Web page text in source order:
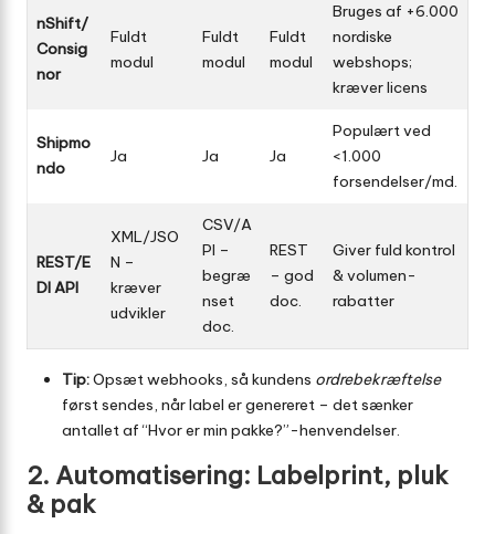
nShift/
Consig
nor
Fuldt
modul
Fuldt
modul
Fuldt
modul
Bruges af +6.000
nordiske
webshops;
kræver licens
Shipmo
ndo
Ja Ja Ja
Populært ved
<1.000
forsendelser/md.
REST/E
DI API
XML/JSO
N –
kræver
udvikler
CSV/A
PI –
begræ
nset
doc.
REST
– god
doc.
Giver fuld kontrol
& volumen­
rabatter
Tip:Opsæt webhooks, så kundens ordrebekræftelse
først sendes, når label er genereret – det sænker
antallet af “Hvor er min pakke?”-henvendelser.
2. Automatisering: Labelprint, pluk
& pak